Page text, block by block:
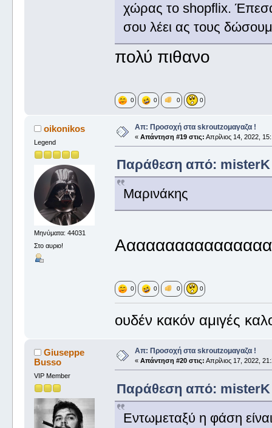
χώρας το shopflix.
σου λέει ας τους
πολύ πιθανο
0 0 0 0
oikonikos
Legend
Μηνύματα: 44031
Στο αυριο!
Απ: Προσοχή στα skroutzομαγαζα !
« Απάντηση #19 στις: Απρίλιος 14, 2022,
Παράθεση από: misterK
Μαρινάκης
0 0 0 0
ουδέν κακόν αμιγές
Giuseppe
Busso
VIP Member
Απ: Προσοχή στα skroutzομαγαζα !
« Απάντηση #20 στις: Απρίλιος 17, 2022,
Παράθεση από: misterK
Εντωμεταξύ η φάση